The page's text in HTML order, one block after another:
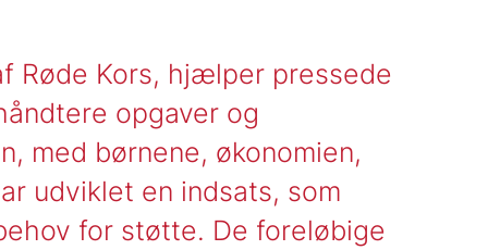
Røde Kors, hjælper pressede
opgaver og
med børnene, økonomien,
udviklet en indsats, som
for støtte. De foreløbige